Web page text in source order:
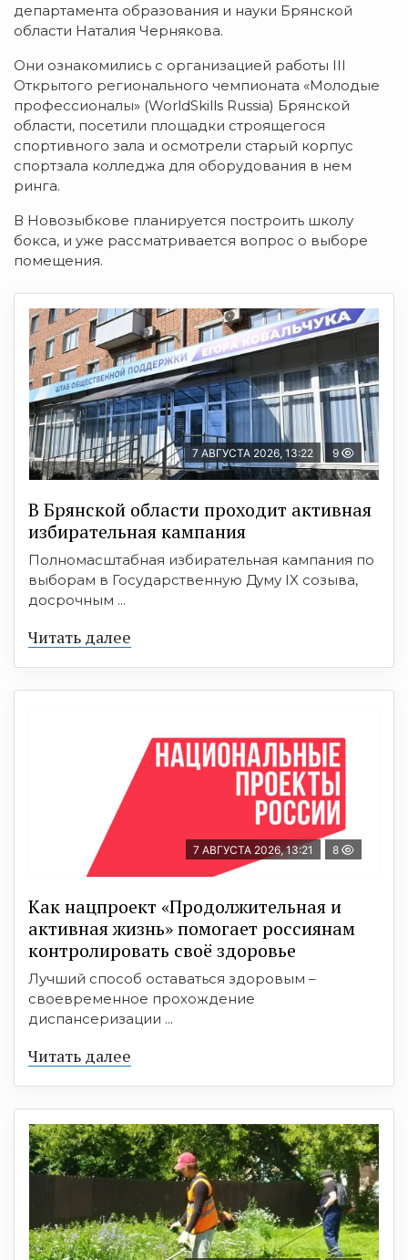
департамента образования и науки Брянской
области Наталия Чернякова.
Они ознакомились с организацией работы III
Открытого регионального чемпионата «Молодые
профессионалы» (WorldSkills Russia) Брянской
области, посетили площадки строящегося
спортивного зала и осмотрели старый корпус
спортзала колледжа для оборудования в нем
ринга.
В Новозыбкове планируется построить школу
бокса, и уже рассматривается вопрос о выборе
помещения.
7 АВГУСТА 2026, 13:22 9
В Брянской области проходит активная
избирательная кампания
Полномасштабная избирательная кампания по
выборам в Государственную Думу IX созыва,
досрочным ...
Читать далее
7 АВГУСТА 2026, 13:21 8
Как нацпроект «Продолжительная и
активная жизнь» помогает россиянам
контролировать своё здоровье
Лучший способ оставаться здоровым –
своевременное прохождение
диспансеризации ...
Читать далее